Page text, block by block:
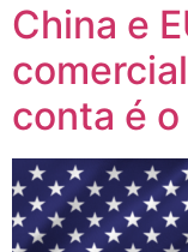
China e
conta é